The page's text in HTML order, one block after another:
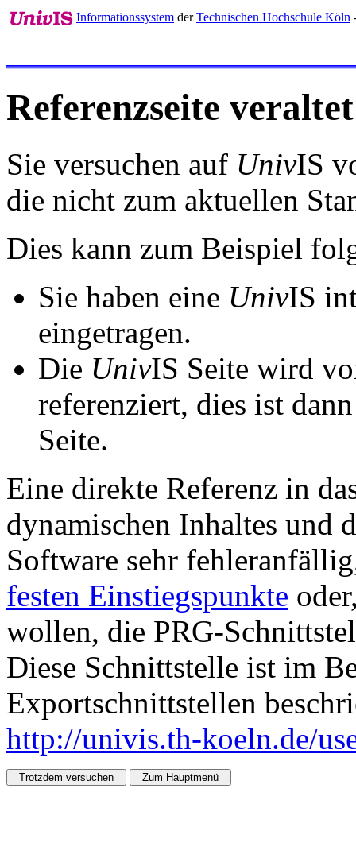
Informationssystem derTechnischen Hochschule Köln
Referenzseite veraltet
Sie versuchen auf UnivIS
die nicht zum aktuellen
Dies kann zum Beispiel
Sie haben eine UnivIS
eingetragen.
Die UnivIS Seite wird
referenziert, dies ist
Seite.
Eine direkte Referenz in
dynamischen Inhaltes und
Software sehr
festen Einstiegspunkte
wollen, die PRG-
Diese Schnittstelle ist im
Exportschnittstellen
http://univis.th-koeln.de/